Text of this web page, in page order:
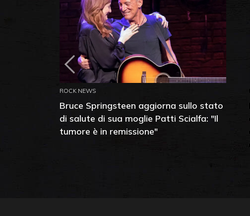
ROCK NEWS
Bruce Springsteen aggiorna sullo stato
di salute di sua moglie Patti Scialfa: "Il
tumore è in remissione"